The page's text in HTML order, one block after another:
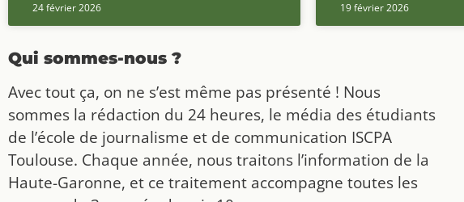
24 février 2026 19 février 2026
Qui sommes-nous ?
Avec tout ça, on ne s’est même pas présenté ! Nous
sommes la rédaction du 24 heures, le média des étudiants
de l’école de journalisme et de communication ISCPA
Toulouse. Chaque année, nous traitons l’information de la
Haute-Garonne, et ce traitement accompagne toutes les